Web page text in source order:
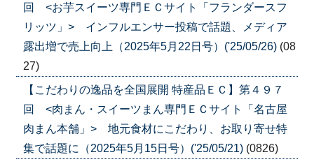
回 <お芋スイーツ専門ＥＣサイト「フランダースフ
リッツ」> インフルエンサー投稿で話題、メディア
露出増で売上向上（2025年5月22日号）('25/05/26) (08
27)
【こだわりの逸品を全国展開 特産品ＥＣ】第４９７
回 <肉まん・スイーツまん専門ＥＣサイト「名古屋
肉まん本舗」> 地元食材にこだわり、お取り寄せ特
集で話題に（2025年5月15日号）('25/05/21) (0826)